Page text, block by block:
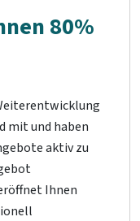
80%
mit und haben
aktiv zu
Ihnen